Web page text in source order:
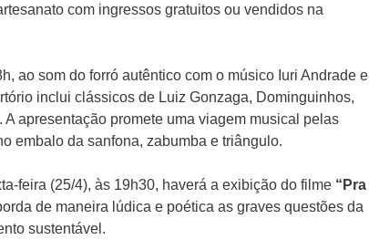
com ingressos gratuitos ou vendidos na
ao som do forró autêntico com o músico Iuri Andrade e
inclui clássicos de Luiz Gonzaga, Dominguinhos,
apresentação promete uma viagem musical pelas
embalo da sanfona, zabumba e triângulo.
feira (25/4), às 19h30, haverá a exibição do filme “Pra
de maneira lúdica e poética as graves questões da
sustentável.